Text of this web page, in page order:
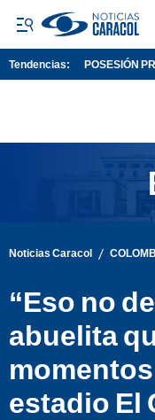
Tendencias: POSESIÓN
Noticias Caracol /
“Eso no
abuelita
estadio El